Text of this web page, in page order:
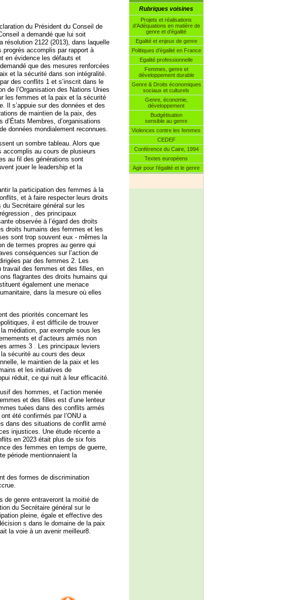
Rubriques voisines
Projets et réalisations
d’Adéquations en matière de
genre et d’égalité
Egalité et enjeux de genre
Politiques d’égalité en France
Egalité professionnelle
Femmes, genre et
développement durable
Genre & Droits économiques
sociaux et culturels
Genre, économie,
développement
Budgétisation
sensible au genre
Violences contre les femmes
CEDEF
Conférence du Caire, 1994
Textes européens
Agir pour l’égalité et le genre
du Président du Conseil de
a demandé que lui soit
résolution 2122 (2013), dans laquelle
progrès accomplis par rapport à
en évidence les défauts et
que des mesures renforcées
et la sécurité dans son intégralité.
des conflits 1 et s’inscrit dans le
de l’Organisation des Nations Unies
les femmes et la paix et la sécurité
Il s’appuie sur des données et des
de maintien de la paix, des
Membres, d’organisations
données mondialement reconnues.
un sombre tableau. Alors que
accomplis au cours de plusieurs
au fil des générations sont
jouer le leadership et la
la participation des femmes à la
et à faire respecter leurs droits
Secrétaire général sur les
, des principaux
observée à l’égard des droits
droits humains des femmes et les
sont trop souvent eux - mêmes la
de termes propres au genre qui
conséquences sur l’action de
par des femmes 2. Les
travail des femmes et des filles, en
flagrantes des droits humains qui
également une menace
dans la mesure où elles
des priorités concernant les
il est difficile de trouver
médiation, par exemple sous les
et d’acteurs armés non
armes 3 . Les principaux leviers
sécurité au cours des deux
le maintien de la paix et les
et les initiatives de
réduit, ce qui nuit à leur efficacité.
des hommes, et l’action menée
et des filles est d’une lenteur
tuées dans des conflits armés
été confirmés par l’ONU a
dans des situations de conflit armé
injustices. Une étude récente a
en 2023 était plus de six fois
des femmes en temps de guerre,
période mentionnaient la
des formes de discrimination
de genre entraveront la moitié de
du Secrétaire général sur le
pleine, égale et effective des
s dans le domaine de la paix
la voie à un avenir meilleur8.